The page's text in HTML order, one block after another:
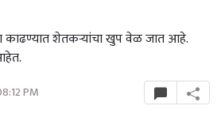
काढण्यात शेतकऱ्यांचा खुप वेळ जात आहे.
PM